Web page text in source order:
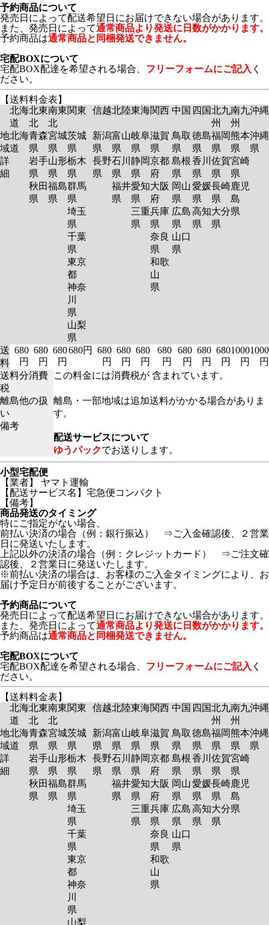
予約商品について
発売日によって配送希望日にお届けできない場合があります。
また、発売日によって通常商品より発送に日数がかかります。
予約商品は通常商品と同梱発送できません。
宅配BOXについて
宅配BOX配達を希望される場合、 フリーフォームにご記入 く
ださい。
【送料料金表】
北海
道
北東
北
南東
北
関東 信越北陸東海関西 中国 四国北九
州
南九
州
沖縄
地
域
詳
細
北海
道
青森
県
岩手
県
秋田
県
宮城
県
山形
県
福島
県
茨城
県
栃木
県
群馬
県
埼玉
県
千葉
県
東京
都
神奈
川
県
山梨
県
新潟
県
長野
県
富山
県
石川
県
福井
県
岐阜
県
静岡
県
愛知
県
三重
県
滋賀
県
京都
府
大阪
府
兵庫
県
奈良
県
和歌
山
県
鳥取
県
島根
県
岡山
県
広島
県
山口
県
徳島
県
香川
県
愛媛
県
高知
県
福岡
県
佐賀
県
長崎
県
大分
県
熊本
県
宮崎
県
鹿児
島
県
沖縄
県
送
料
680
円
680
円
680
円
680円
680
円
680
円
680
円
680
円
680
円
680
円
680
円
1000
円
1000
円
送料分消費
税
この料金には消費税が 含まれています。
離島他の扱
い
離島・一部地域は追加送料がかかる場合がありま
す。
備考
配送サービスについて
ゆうパックでお送りします。
小型宅配便
【業者】 ヤマト運輸
【配送サービス名】宅急便コンパクト
【備考】
商品発送のタイミング
特にご指定がない場合、
前払い決済の場合（例：銀行振込） ⇒ご入金確認後、２営業
日に発送いたします。
上記以外の決済の場合（例：クレジットカード） ⇒ご注文確
認後、２営業日に発送いたします。
※前払い決済の場合は、お客様のご入金タイミングにより、お
届け予定日が前後することがございます。
予約商品について
発売日によって配送希望日にお届けできない場合があります。
また、発売日によって通常商品より発送に日数がかかります。
予約商品は通常商品と同梱発送できません。
宅配BOXについて
宅配BOX配達を希望される場合、 フリーフォームにご記入 く
ださい。
【送料料金表】
北海
道
北東
北
南東
北
関東 信越北陸東海関西 中国 四国北九
州
南九
州
沖縄
地
域
詳
細
北海
道
青森
県
岩手
県
秋田
県
宮城
県
山形
県
福島
県
茨城
県
栃木
県
群馬
県
埼玉
県
千葉
県
東京
都
神奈
川
県
山梨
新潟
県
長野
県
富山
県
石川
県
福井
県
岐阜
県
静岡
県
愛知
県
三重
県
滋賀
県
京都
府
大阪
府
兵庫
県
奈良
県
和歌
山
県
鳥取
県
島根
県
岡山
県
広島
県
山口
県
徳島
県
香川
県
愛媛
県
高知
県
福岡
県
佐賀
県
長崎
県
大分
県
熊本
県
宮崎
県
鹿児
島
県
沖縄
県